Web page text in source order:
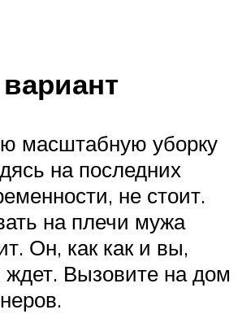
масштабную уборку
на последних
не стоит.
на плечи мужа
Он, как как и вы,
ждет. Вызовите на дом